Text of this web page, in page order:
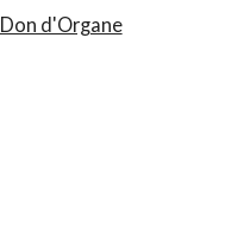
d'Organe